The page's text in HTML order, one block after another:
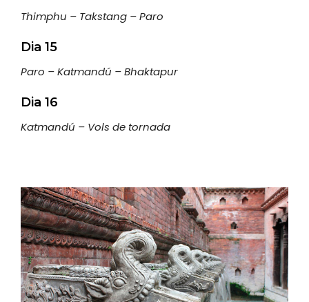
Thimphu – Takstang – Paro
Dia 15
Paro – Katmandú – Bhaktapur
Dia 16
Katmandú – Vols de tornada